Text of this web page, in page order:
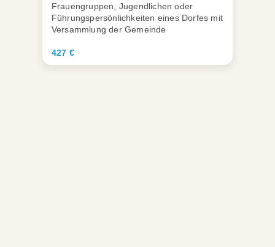
Frauengruppen, Jugendlichen oder
Führungspersönlichkeiten eines Dorfes mit
Versammlung der Gemeinde
427 €